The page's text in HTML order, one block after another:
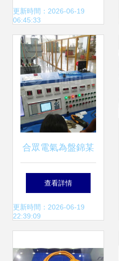
服務指南 全面解析
常見故障與解決方
案
更新時間：2026-06-19
06:45:33
合眾電氣為盤錦某
企業提供專業電氣
安裝與售后服務，
查看詳情
更新時間：2026-06-19
22:39:09